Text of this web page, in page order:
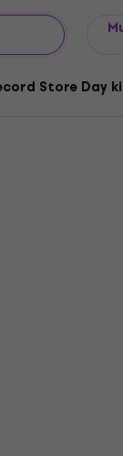
Store Day